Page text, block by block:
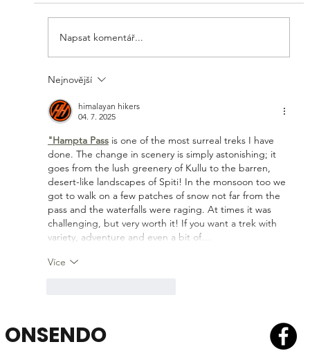
Rovnováha a stabilita. Nedosažitený
ideál nebo přirozená součást života?
Napsat komentář...
Nejnovější
himalayan hikers
04. 7. 2025
"Hampta Pass is one of the most surreal treks I have
done. The change in scenery is simply astonishing; it
goes from the lush greenery of Kullu to the barren,
desert-like landscapes of Spiti! In the monsoon too we
got to walk on a few patches of snow not far from the
pass and the waterfalls were raging. At times it was
challenging, but very worth it! If you want a trek with
variety, adventure and even a bit of…
Více
ONSENDO